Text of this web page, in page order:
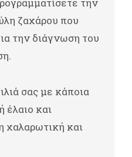
ζαχάρου που
την διάγνωση του
σας με κάποια
έλαιο και
χαλαρωτική και